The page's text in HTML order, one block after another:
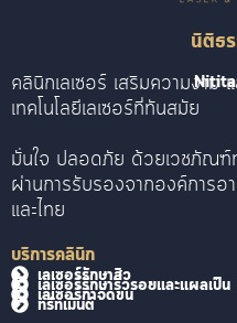
นิติธ
คลินิกเลเซอร์ เสริมความงา
เทคโนโลยีเลเซอร์ที่ทันสมัย
มั่นใจ ปลอดภัย ด้วยเวชภัณฑ์ท
ผ่านการรับรองจากองค์การอ
และไทย
บริการคลินิก
เลเซอร์รักษาสิว
เลเซอร์รักษาริ้วรอยและแผลเป็น
เลเซอร์กำจัดขน
ทรีทเม้นต์